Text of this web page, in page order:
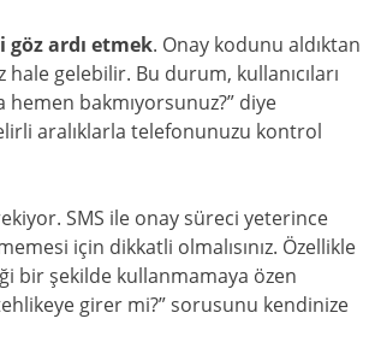
ardı etmek. Onay kodunu aldıktan
gelebilir. Bu durum, kullanıcıları
bakmıyorsunuz?” diye
aralıklarla telefonunuzu kontrol
SMS ile onay süreci yeterince
için dikkatli olmalısınız. Özellikle
bir şekilde kullanmamaya özen
girer mi?” sorusunu kendinize